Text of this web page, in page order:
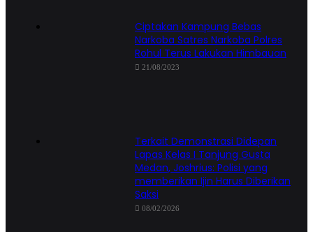
Ciptakan Kampung Bebas
Narkoba Satres Narkoba Polres
Rohul Terus Lakukan Himbauan
21/08/2023
Terkait Demonstrasi Didepan
Lapas Kelas I Tanjung Gusta
Medan, Joshrius: Polisi yang
memberikan Ijin Harus Diberikan
Saksi
08/02/2026